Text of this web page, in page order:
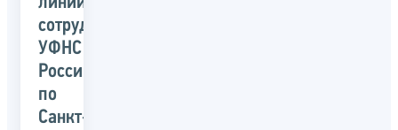
сотрудниками
УФНС
России
по
Санкт-